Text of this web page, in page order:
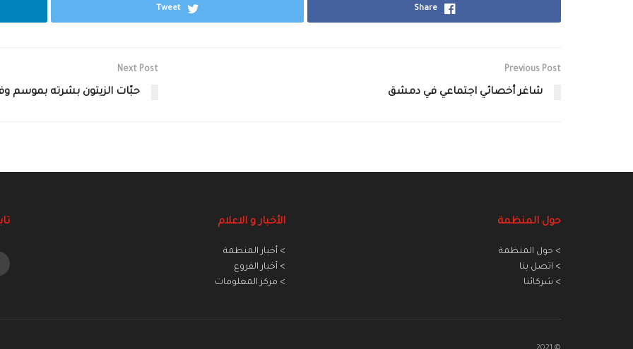
Share
Tweet
Previous Post
شاغر أخصائي اجتماعي في دمشق
Next Post
حبّات الزيتون بشرته بموسم
حول المنظمة
> حول المنظمة
> اتصل بنا
> شركائنا
الأخبار و الاعلام
> أخبار المنطمة
> أخبار الفروع
> مركز المعلومات